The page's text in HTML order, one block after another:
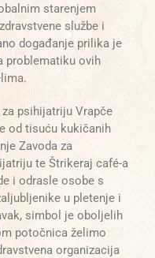
starenjem
službe i
događanje prilika je
problematiku ovih
psihijatriju Vrapče
od tisuću kukičanih
Zavoda za
te Štrikeraj café-a
i odrasle osobe s
u pletenje i
simbol je oboljelih
potočnica želimo
organizacija